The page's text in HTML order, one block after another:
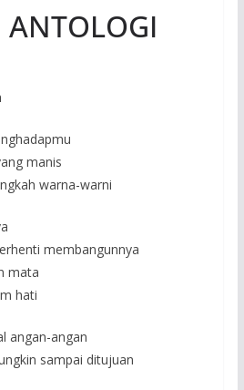
ANTOLOGI
manis
warna-warni
membangunnya
mata
hati
angan-angan
sampai ditujuan